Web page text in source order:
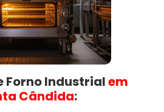
Forno Industrialem
Cândida​: